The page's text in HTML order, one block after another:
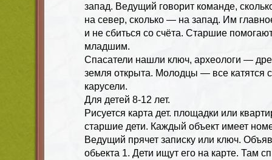
запад. Ведущий говорит команде,
на север, сколько — на запад. Им
и не сбиться со счёта. Старшие
младшим.
Спасатели нашли ключ, археологи —
земля открыта. Молодцы — все катятся
карусели.
Для детей 8-12 лет.
Рисуется карта дет. площадки или
старшие дети. Каждый объект имеет
Ведущий прячет записку или ключ.
обьекта 1. Дети ищут его на карте. Там